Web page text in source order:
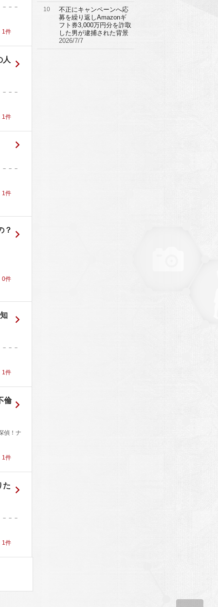
－－
1件
人
－－
1件
－－
1件
？
0件
－－
1件
倫
偵！ナ
1件
た
－－
1件
10
不正にキャンペーンへ応
募を繰り返しAmazonギ
フト券3,000万円分を詐取
した男が逮捕された背景
2026/7/7